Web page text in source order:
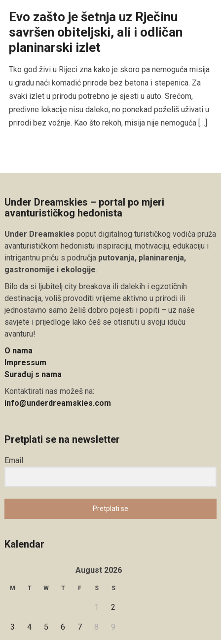
Evo zašto je šetnja uz Rječinu
savršen obiteljski, ali i odličan
planinarski izlet
Tko god živi u Rijeci zna kako je skoro pa nemoguća misija
u gradu naći komadić prirode bez betona i stepenica. Za
svaki izlet u prirodu potrebno je sjesti u auto. Srećom,
predivne lokacije nisu daleko, no ponekad poželiš uživati u
prirodi bez vožnje. Kao što rekoh, misija nije nemoguća […]
Under Dreamskies – portal po mjeri
avanturističkog hedonista
Under Dreamskies poput digitalnog turističkog vodiča pruža
avanturističkom hedonistu inspiraciju, motivaciju, edukaciju i
intrigantnu priču s područja putovanja, planinarenja,
gastronomije i ekologije.
Bilo da si ljubitelj city breakova ili dalekih i egzotičnih
destinacija, voliš provoditi vrijeme aktivno u prirodi ili
jednostavno samo želiš dobro pojesti i popiti – uz naše
savjete i prijedloge lako ćeš se otisnuti u svoju iduću
avanturu!
O nama
Impressum
Surađuj s nama
Kontaktirati nas možeš na:
info@underdreamskies.com
Pretplati se na newsletter
Email
Pretplati se
Kalendar
August 2026
M T W T F S S
1 2
3 4 5 6 7 8 9